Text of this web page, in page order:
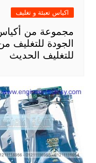
اكياس تعبئة و تغليف
مجموعة من أكياس
الجودة
للتغليف الحديث